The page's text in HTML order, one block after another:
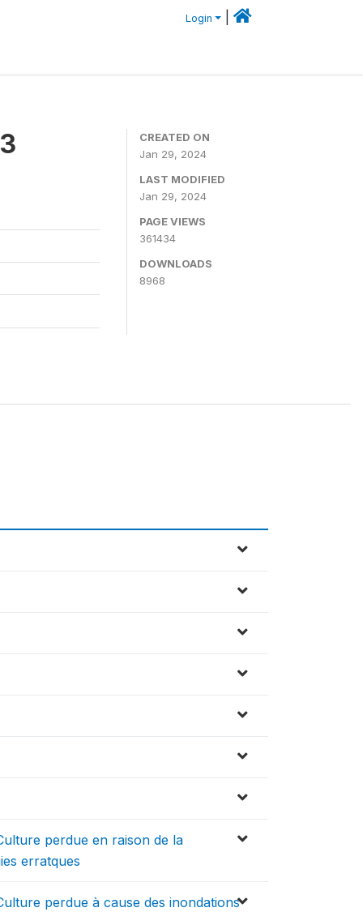
Login
CREATED ON
Jan 29, 2024
LAST MODIFIED
Jan 29, 2024
PAGE VIEWS
361434
DOWNLOADS
8968
perdue en raison de la
erratques
perdue à cause des inondations